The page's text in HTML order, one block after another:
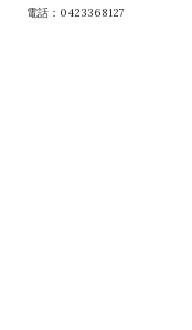
電話：0423368127